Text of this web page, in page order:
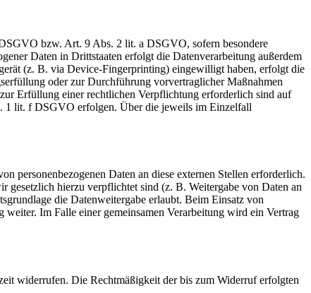
bzw. Art. 9 Abs. 2 lit. a DSGVO, sofern besondere
Daten in Drittstaaten erfolgt die Datenverarbeitung außerdem
(z. B. via Device-Fingerprinting) eingewilligt haben, erfolgt die
oder zur Durchführung vorvertraglicher Maßnahmen
Erfüllung einer rechtlichen Verpflichtung erforderlich sind auf
1 lit. f DSGVO erfolgen. Über die jeweils im Einzelfall
personenbezogenen Daten an diese externen Stellen erforderlich.
gesetzlich hierzu verpflichtet sind (z. B. Weitergabe von Daten an
die Datenweitergabe erlaubt. Beim Einsatz von
Im Falle einer gemeinsamen Verarbeitung wird ein Vertrag
widerrufen. Die Rechtmäßigkeit der bis zum Widerruf erfolgten